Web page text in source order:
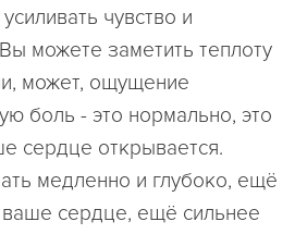
чувство и
можете заметить теплоту
может, ощущение
боль - это нормально, это
сердце открывается.
медленно и глубоко, ещё
сердце, ещё сильнее